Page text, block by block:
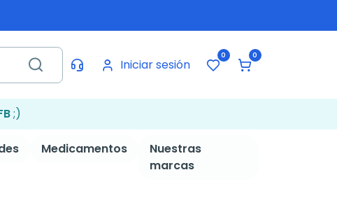
Iniciar sesión
0 0
;)
Medicamentos
Nuestras
marcas